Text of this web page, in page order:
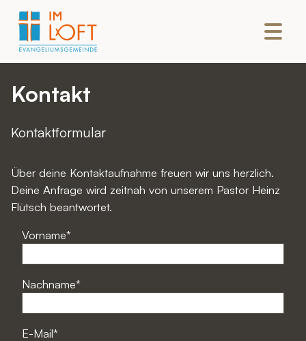
Kontakt
Kontaktformular
Über deine Kontaktaufnahme freuen wir uns herzlich.
Deine Anfrage wird zeitnah von unserem Pastor Heinz
Flütsch beantwortet.
Vorname
Nachname
E-Mail